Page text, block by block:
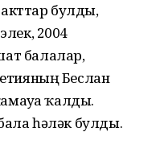
акттар булды,
2004
балалар,
Беслан
ҡалды.
һәләк булды.